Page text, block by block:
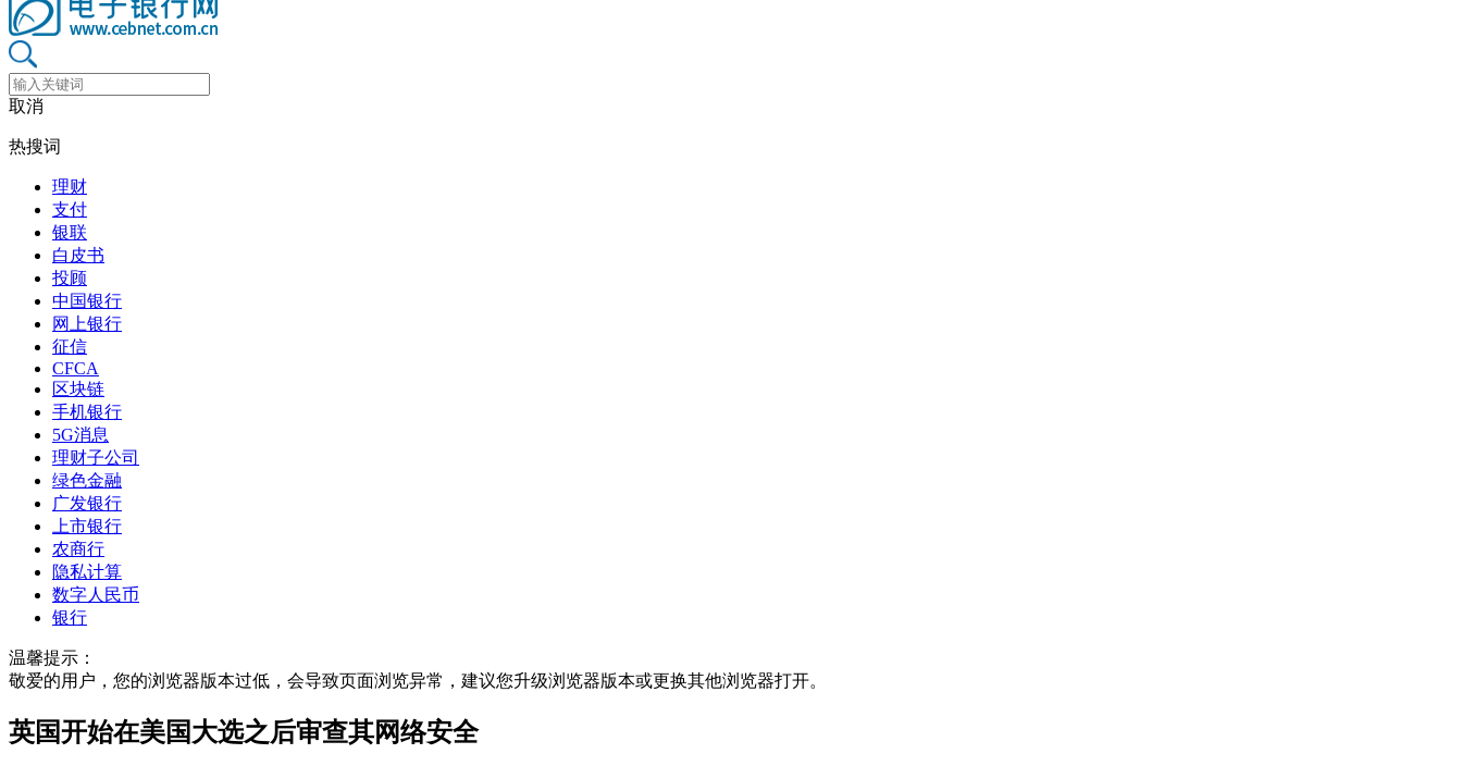
取消
热搜词
理财
支付
银联
白皮书
投顾
中国银行
网上银行
征信
CFCA
区块链
手机银行
5G消息
理财子公司
绿色金融
广发银行
上市银行
农商行
隐私计算
数字人民币
银行
温馨提示：
敬爱的用户，您的浏览器版本过低，会导致页面浏览异常，建议您升级浏览器版本或更换其他浏览器打开。
英国开始在美国大选之后审查其网络安全